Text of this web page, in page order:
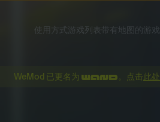
使用方式 游戏列表 带有地图的游戏
WeMod 已更名为 。点击此处